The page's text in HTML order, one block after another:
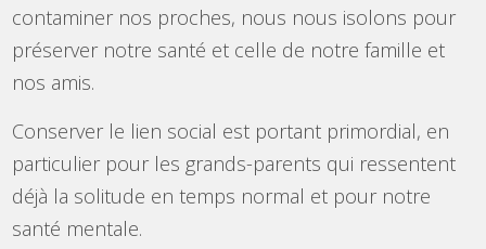
contaminer nos proches, nous nous isolons pour
préserver notre santé et celle de notre famille et
nos amis.
Conserver le lien social est portant primordial, en
particulier pour les grands-parents qui ressentent
déjà la solitude en temps normal et pour notre
santé mentale.